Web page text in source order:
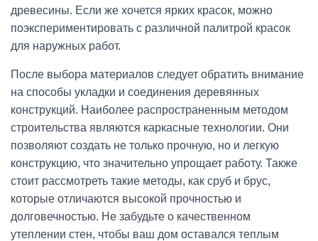
древесины. Если же хочется ярких красок, можно
поэкспериментировать с различной палитрой красок
для наружных работ.
После выбора материалов следует обратить внимание
на способы укладки и соединения деревянных
конструкций. Наиболее распространенным методом
строительства являются каркасные технологии. Они
позволяют создать не только прочную, но и легкую
конструкцию, что значительно упрощает работу. Также
стоит рассмотреть такие методы, как сруб и брус,
которые отличаются высокой прочностью и
долговечностью. Не забудьте о качественном
утеплении стен, чтобы ваш дом оставался теплым